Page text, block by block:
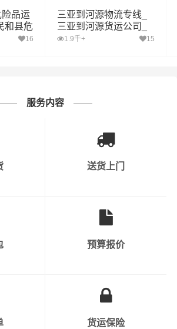
每一次的运输，财根三亚物流都要站在
虑时效、安全性、价格，为客户选择合
物运输服务。
得托付”的服务理念，在三亚的海棠区、
“一寸光阴一寸金，寸金难买寸光阴”，
把握时代脉搏，适时推出三亚发乡宁县
输服务，在财根三亚物流的细心运营
品运
和县危
亚到民
16
三亚到河源物流专线_
三亚到河源货运公司_
三亚至河源运输专线哪
1.9千+ 15
服务内容
送货上门
预算报价
货运保险